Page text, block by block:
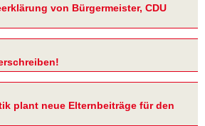
von Bürgermeister, CDU
plant neue Elternbeiträge für den